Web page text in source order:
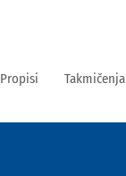
Propisi Takmičenja